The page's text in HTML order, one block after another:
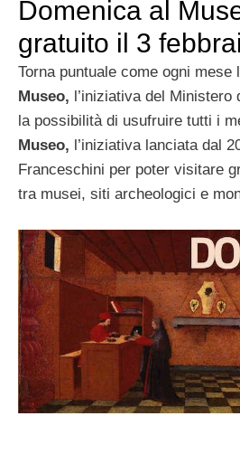
Domenica al
gratuito il 3
Torna puntuale come ogni mese
Museo, l’iniziativa del
la possibilità di usufruire tutti i
Museo, l’iniziativa lanciata dal
Franceschini per poter visitare
tra musei, siti archeologici e